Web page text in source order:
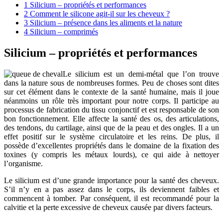
1 Silicium – propriétés et performances
2 Comment le silicone agit-il sur les cheveux ?
3 Silicium – présence dans les aliments et la nature
4 Silicium – comprimés
Silicium – propriétés et performances
Le silicium est un demi-métal que l’on trouve
dans la nature sous de nombreuses formes. Peu de choses sont dites
sur cet élément dans le contexte de la santé humaine, mais il joue
néanmoins un rôle très important pour notre corps. Il participe au
processus de fabrication du tissu conjonctif et est responsable de son
bon fonctionnement. Elle affecte la santé des os, des articulations,
des tendons, du cartilage, ainsi que de la peau et des ongles. Il a un
effet positif sur le système circulatoire et les reins. De plus, il
possède d’excellentes propriétés dans le domaine de la fixation des
toxines (y compris les métaux lourds), ce qui aide à nettoyer
l’organisme.
Le silicium est d’une grande importance pour la santé des cheveux.
S’il n’y en a pas assez dans le corps, ils deviennent faibles et
commencent à tomber. Par conséquent, il est recommandé pour la
calvitie et la perte excessive de cheveux causée par divers facteurs.